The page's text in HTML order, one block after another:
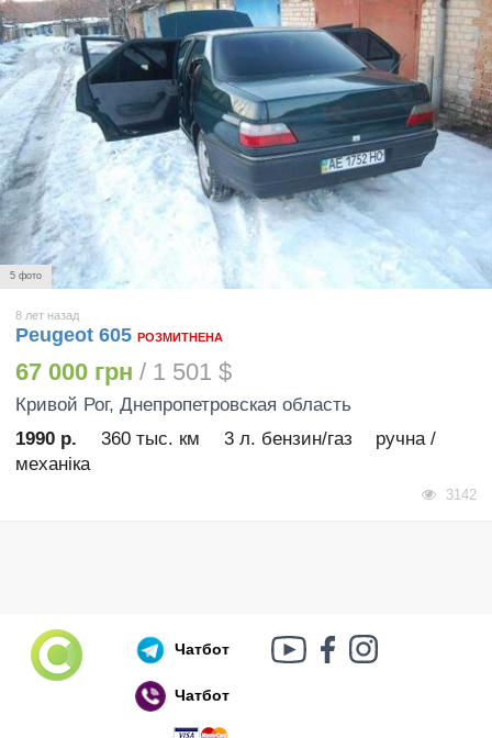
Російський воєнний корабель, іди нах..й!
5 фото
8 лет назад
Peugeot 605 РОЗМИТНЕНА
67 000 грн / 1 501 $
Кривой Рог, Днепропетровская область
1990 р.
360 тыс. км 3 л. бензин/газ
ручна /
механіка
3142
Чатбот
Чатбот